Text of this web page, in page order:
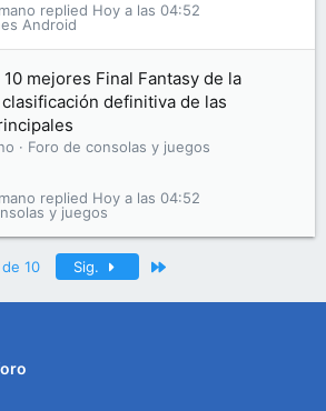
Android
Hoy a las 04:52
10 mejores Final Fantasy de la
definitiva de las
Foro de consolas y juegos
y juegos
Hoy a las 04:52
de 10 Sig.